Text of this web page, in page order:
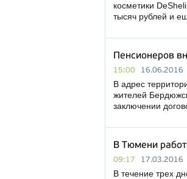
косметики
тысяч рублей и
Пенсионеров
15:00 16.06.2016
В адрес
жителей
заключении
В Тюмени
09:17 17.03.2016
В течение трех